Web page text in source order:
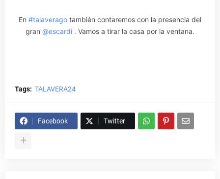
En #talaverago también contaremos con la presencia del
gran @escardi . Vamos a tirar la casa por la ventana.
Tags: TALAVERA24
Facebook Twitter